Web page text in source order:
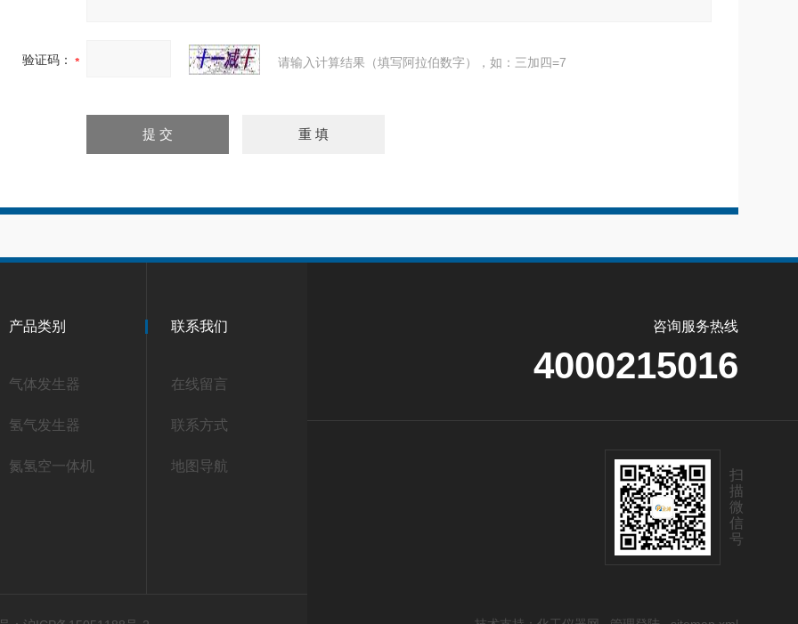
验证码： 请输入计算结果（填写阿拉伯数字），如：三加四=7
产品类别
气体发生器
氢气发生器
氮氢空一体机
联系我们
在线留言
联系方式
地图导航
咨询服务热线
4000215016
扫
描
微
信
号